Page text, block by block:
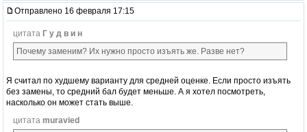
Отправлено 16 февраля 17:15
цитата Г у д в и н
Почему заменим? Их нужно просто изъять же. Разве нет?
Я считал по худшему варианту для средней оценке. Если просто изъять
без замены, то средний бал будет меньше. А я хотел посмотреть,
насколько он может стать выше.
цитата muravied